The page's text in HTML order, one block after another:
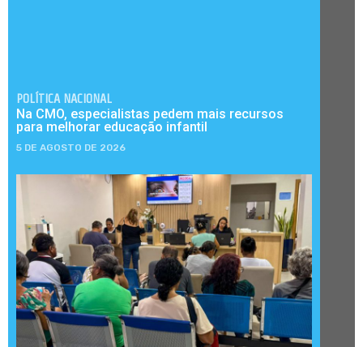
POLÍTICA NACIONAL
Na CMO, especialistas pedem mais recursos
para melhorar educação infantil
5 DE AGOSTO DE 2026